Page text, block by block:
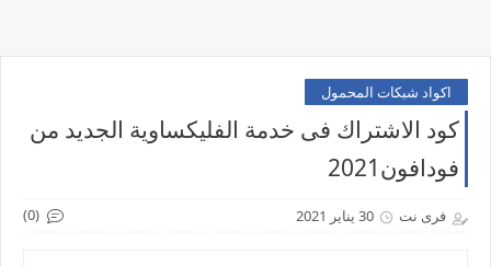
اكواد شبكات المحمول
كود الاشتراك فى خدمة الفليكساوية الجديد من
فودافون2021
فرى نت 30 يناير 2021 (0)